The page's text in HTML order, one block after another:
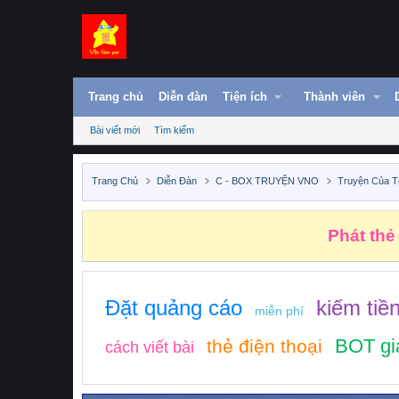
Trang chủ Diễn đàn Tiện ích Thành viên
Bài viết mới Tìm kiếm
Trang Chủ Diễn Đàn C - BOX TRUYỆN VNO Truyện Của
Phát
Đặt quảng cáo miễn phí kiếm tiền
cách viết bài thẻ điện thoại BOT